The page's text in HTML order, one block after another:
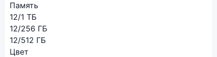
Память
12/1 ТБ
12/256 ГБ
12/512 ГБ
Цвет